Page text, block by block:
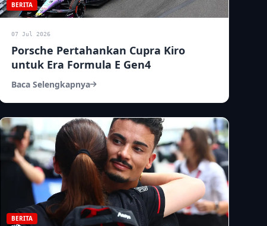
BERITA
07 Jul 2026
Porsche Pertahankan Cupra Kiro
untuk Era Formula E Gen4
Baca Selengkapnya
BERITA